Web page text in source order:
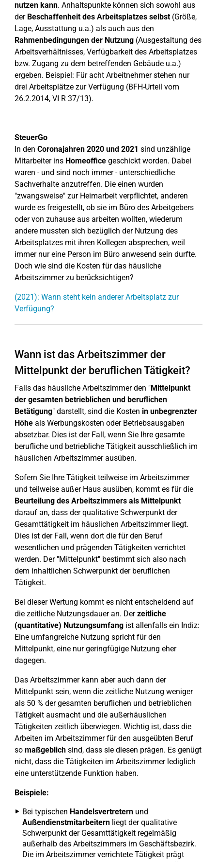
nutzen kann. Anhaltspunkte können sich sowohl aus
der Beschaffenheit des Arbeitsplatzes selbst(Größe,
Lage, Ausstattung u.a.) als auch aus den
Rahmenbedingungen der Nutzung (Ausgestaltung des
Arbeitsverhältnisses, Verfügbarkeit des Arbeitsplatzes
bzw. Zugang zu dem betreffenden Gebäude u.a.)
ergeben. Beispiel: Für acht Arbeitnehmer stehen nur
drei Arbeitsplätze zur Verfügung (BFH-Urteil vom
26.2.2014, VI R 37/13).
SteuerGo
In den Coronajahren 2020 und 2021 sind unzählige
Mitarbeiter ins Homeoffice geschickt worden. Dabei
waren - und sind noch immer - unterschiedliche
Sachverhalte anzutreffen. Die einen wurden
"zwangsweise" zur Heimarbeit verpflichtet, anderen
wurde es freigestellt, ob sie im Büro des Arbeitgebers
oder von zuhause aus arbeiten wollten, wiederum
andere mussten sich bezüglich der Nutzung des
Arbeitsplatzes mit ihren Kollegen absprechen, weil
immer nur eine Person im Büro anwesend sein durfte.
Doch wie sind die Kosten für das häusliche
Arbeitszimmer zu berücksichtigen?
(2021): Wann steht kein anderer Arbeitsplatz zur
Verfügung?
Wann ist das Arbeitszimmer der
Mittelpunkt der beruflichen Tätigkeit?
Falls das häusliche Arbeitszimmer den "Mittelpunkt
der gesamten betrieblichen und beruflichen
Betätigung" darstellt, sind die Kosten in unbegrenzter
Höhe als Werbungskosten oder Betriebsausgaben
absetzbar. Dies ist der Fall, wenn Sie Ihre gesamte
berufliche und betriebliche Tätigkeit ausschließlich im
häuslichen Arbeitszimmer ausüben.
Sofern Sie Ihre Tätigkeit teilweise im Arbeitszimmer
und teilweise außer Haus ausüben, kommt es für die
Beurteilung des Arbeitszimmers als Mittelpunkt
darauf an, dass der qualitative Schwerpunkt der
Gesamttätigkeit im häuslichen Arbeitszimmer liegt.
Dies ist der Fall, wenn dort die für den Beruf
wesentlichen und prägenden Tätigkeiten verrichtet
werden. Der "Mittelpunkt" bestimmt sich also nach
dem inhaltlichen Schwerpunkt der beruflichen
Tätigkeit.
Bei dieser Wertung kommt es nicht entscheidend auf
die zeitliche Nutzungsdauer an. Derzeitliche
(quantitative) Nutzungsumfang ist allenfalls ein Indiz:
Eine umfangreiche Nutzung spricht für den
Mittelpunkt, eine nur geringfügige Nutzung eher
dagegen.
Das Arbeitszimmer kann aber auch dann der
Mittelpunkt sein, wenn die zeitliche Nutzung weniger
als 50 % der gesamten beruflichen und betrieblichen
Tätigkeit ausmacht und die außerhäuslichen
Tätigkeiten zeitlich überwiegen. Wichtig ist, dass die
Arbeiten im Arbeitszimmer für den ausgeübten Beruf
so maßgeblich sind, dass sie diesen prägen. Es genügt
nicht, dass die Tätigkeiten im Arbeitszimmer lediglich
eine unterstützende Funktion haben.
Beispiele:
Bei typischen Handelsvertretern und
Außendienstmitarbeitern liegt der qualitative
Schwerpunkt der Gesamttätigkeit regelmäßig
außerhalb des Arbeitszimmers im Geschäftsbezirk.
Die im Arbeitszimmer verrichtete Tätigkeit prägt